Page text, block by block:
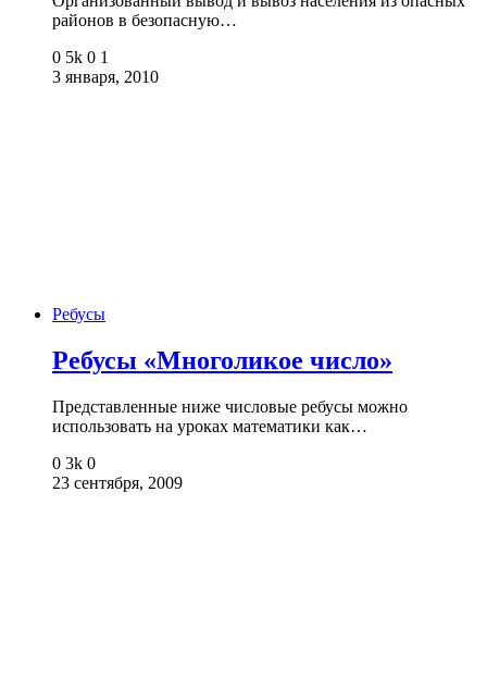
районов в безопасную…
0 5k 0 1
3 января, 2010
Ребусы
Ребусы «Многоликое число»
Представленные ниже числовые ребусы можно
использовать на уроках математики как…
0 3k 0
23 сентября, 2009